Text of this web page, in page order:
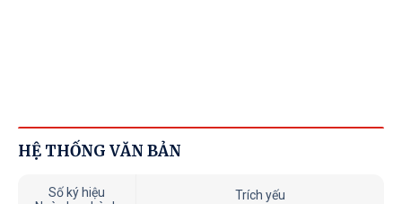
HỆ THỐNG VĂN BẢN
Số ký hiệu
Trích yếu